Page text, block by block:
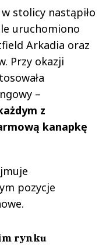
stolicy nastąpiło
uruchomiono
Arkadia oraz
Przy okazji
–
z
kanapkę
pozycje
rynku